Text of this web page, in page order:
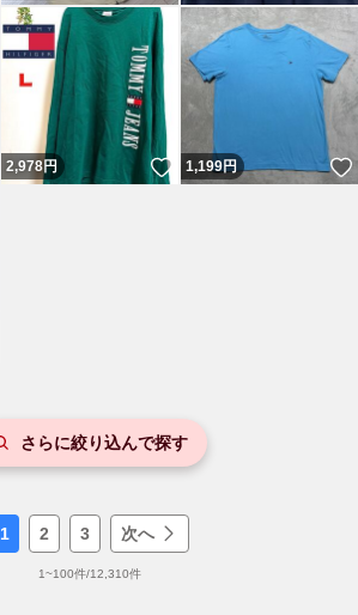
いいね！
2,978円 いいね！
1,199円
さらに絞り込んで探す
1 2 3 次へ
1~100件/12,310件